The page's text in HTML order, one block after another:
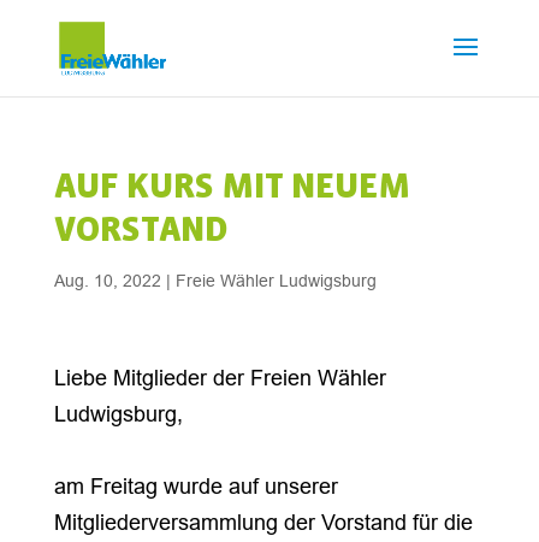
AUF KURS MIT NEUEM
VORSTAND
Aug. 10, 2022 | Freie Wähler Ludwigsburg
Liebe Mitglieder der Freien Wähler
Ludwigsburg,
am Freitag wurde auf unserer
Mitgliederversammlung der Vorstand für die